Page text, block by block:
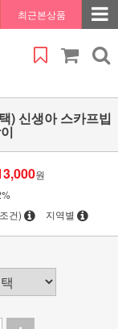
최근본상품
) 신생아 스카프빕
원
건) 지역별